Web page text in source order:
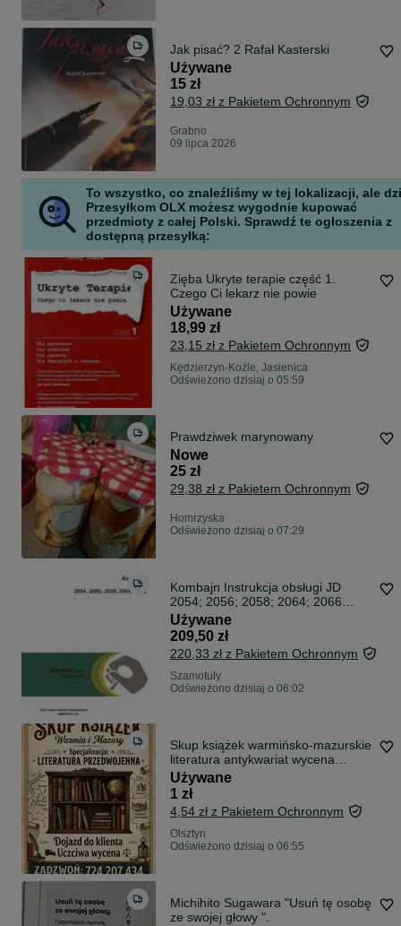
Jak pisać? 2 Rafał Kasterski
Używane
15 zł
19,03 zł z Pakietem Ochronnym
Grabno
09 lipca 2026
To wszystko, co znaleźliśmy w tej lokalizacji, ale
Przesyłkom OLX możesz wygodnie kupować
przedmioty z całej Polski. Sprawdź te ogłoszenia z
dostępną przesyłką:
Zięba Ukryte terapie część 1.
Czego Ci lekarz nie powie
Używane
18,99 zł
23,15 zł z Pakietem Ochronnym
Kędzierzyn-Koźle, Jasienica
Odświeżono dzisiaj o 05:59
Prawdziwek marynowany
Nowe
25 zł
29,38 zł z Pakietem Ochronnym
Homrzyska
Odświeżono dzisiaj o 07:29
Kombajn Instrukcja obsługi JD
2054; 2056; 2058; 2064; 2066
John Deere
Używane
209,50 zł
220,33 zł z Pakietem Ochronnym
Szamotuły
Odświeżono dzisiaj o 06:02
Skup książek warmińsko-mazurskie
literatura antykwariat wycena
transport
Używane
1 zł
4,54 zł z Pakietem Ochronnym
Olsztyn
Odświeżono dzisiaj o 06:55
Michihito Sugawara "Usuń tę osobę
ze swojej głowy ".